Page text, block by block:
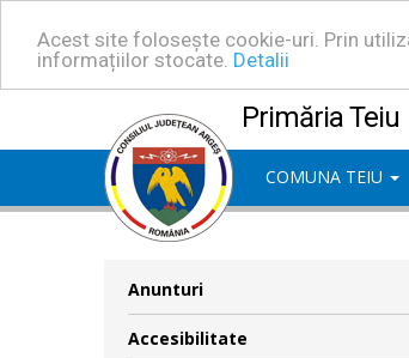
Acest site folosește cookie-uri. Prin
informațiilor stocate. Detalii
Primăria Teiu
COMUNA TEIU
Anunturi
Accesibilitate